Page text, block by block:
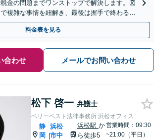
金の問題までワンストップで解決します。図
複雑な事情を紐解き、最後は握手で終わる円
回相談は無料です。
料金表を見る
合わせ メールでお問い合わせ
松下 啓一 弁護士
ベリーベスト法律事務所 浜松オフィス
静
岡 |
浜松
市中
浜松駅 か
ら徒歩5
営業時間：09:30
~21:00（平日）